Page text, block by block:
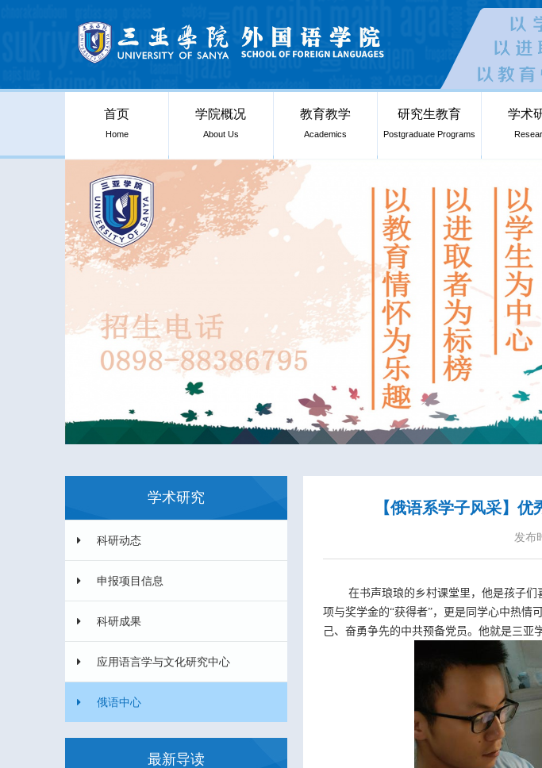
首页
Home
学院概况
About Us
教育教学
Academics
研究生教育
Postgraduate Programs
学术
学术研究
科研动态
申报项目信息
科研成果
应用语言学与文化研究中心
俄语中心
最新导读
【俄语系学子风采】
发布
在书声琅琅的乡村课堂里，他是孩子们
项与奖学金的“获得者”，更是同学心中热
己、奋勇争先的中共预备党员。他就是三亚